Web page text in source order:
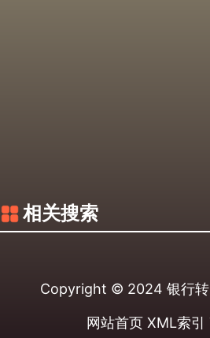
相关搜索
Copyright © 2024 银行
网站首页 XML索引